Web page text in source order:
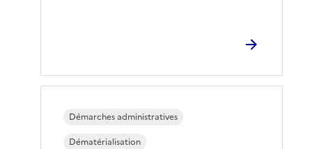
Démarches administratives
Dématérialisation